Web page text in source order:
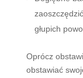
głupich
Oprócz
obstawiać